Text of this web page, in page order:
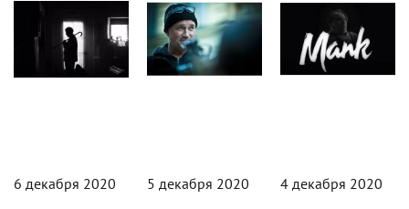
6 декабря 2020 5 декабря 2020 4 декабря 2020